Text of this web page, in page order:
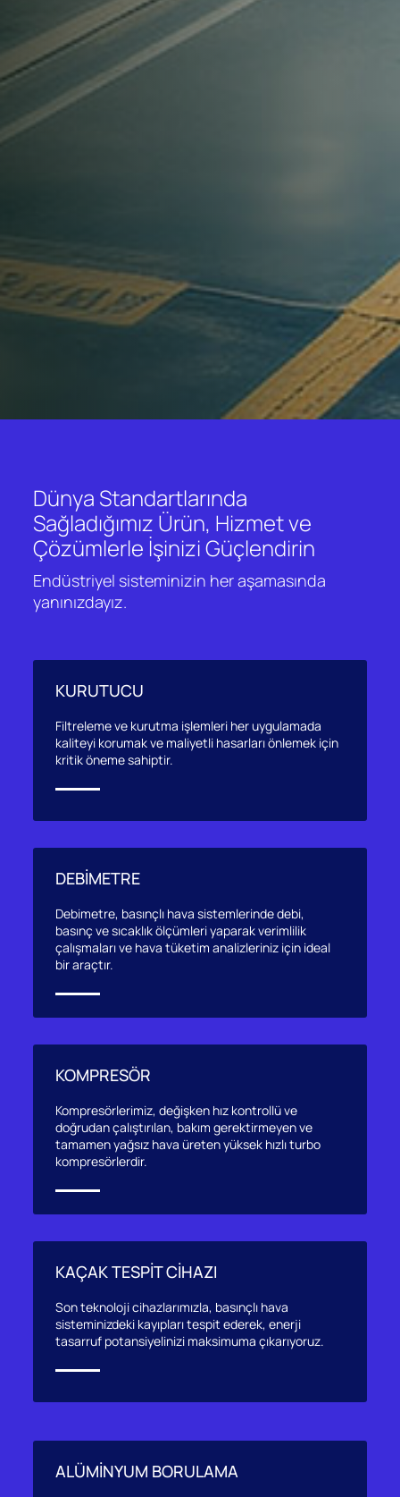
Dünya Standartlarında
Sağladığımız Ürün, Hizmet ve
Çözümlerle İşinizi Güçlendirin
Endüstriyel sisteminizin her aşamasında
yanınızdayız.
KURUTUCU
Filtreleme ve kurutma işlemleri her uygulamada
kaliteyi korumak ve maliyetli hasarları önlemek için
kritik öneme sahiptir.
DEBİMETRE
Debimetre, basınçlı hava sistemlerinde debi,
basınç ve sıcaklık ölçümleri yaparak verimlilik
çalışmaları ve hava tüketim analizleriniz için ideal
bir araçtır.
KOMPRESÖR
Kompresörlerimiz, değişken hız kontrollü ve
doğrudan çalıştırılan, bakım gerektirmeyen ve
tamamen yağsız hava üreten yüksek hızlı turbo
kompresörlerdir.
KAÇAK TESPİT CİHAZI
Son teknoloji cihazlarımızla, basınçlı hava
sisteminizdeki kayıpları tespit ederek, enerji
tasarruf potansiyelinizi maksimuma çıkarıyoruz.
ALÜMİNYUM BORULAMA